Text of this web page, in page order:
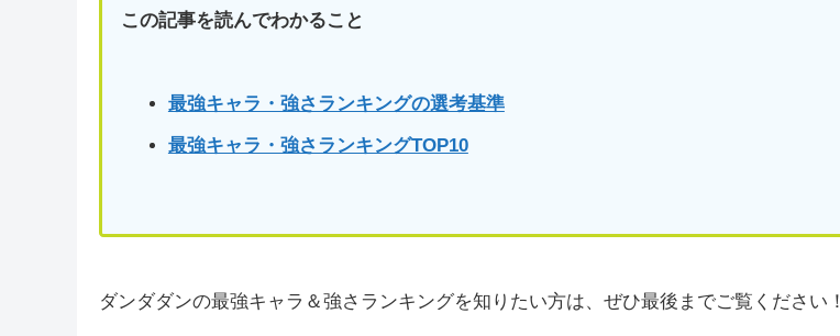
この記事を読んでわかること
最強キャラ・強さランキングの選考基準
最強キャラ・強さランキングTOP10
ダンダダンの最強キャラ＆強さランキングを知りたい方は、ぜひ最後までご覧ください！